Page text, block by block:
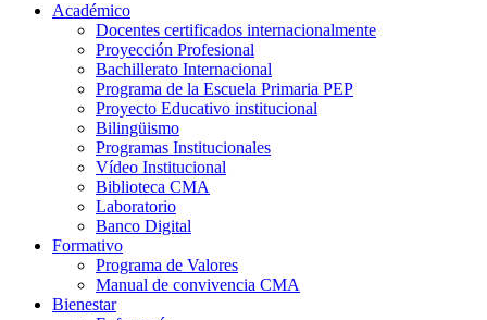
Académico
Docentes certificados internacionalmente
Proyección Profesional
Bachillerato Internacional
Programa de la Escuela Primaria PEP
Proyecto Educativo institucional
Bilingüismo
Programas Institucionales
Vídeo Institucional
Biblioteca CMA
Laboratorio
Banco Digital
Formativo
Programa de Valores
Manual de convivencia CMA
Bienestar